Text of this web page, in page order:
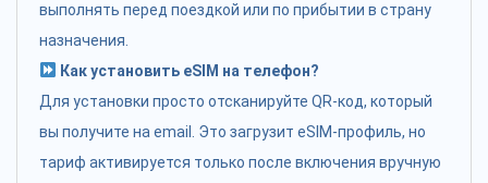
выполнять перед поездкой или по прибытии в страну
назначения.
Как установить eSIM на телефон?
Для установки просто отсканируйте QR-код, который
вы получите на email. Это загрузит eSIM-профиль, но
тариф активируется только после включения вручную